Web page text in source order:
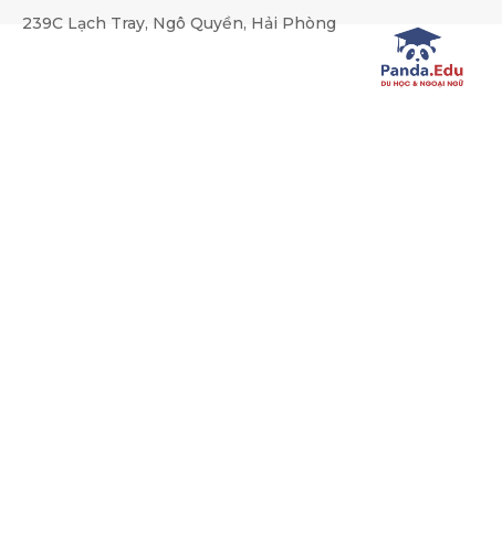
239C Lạch Tray, Ngô Quyền, Hải Phòng